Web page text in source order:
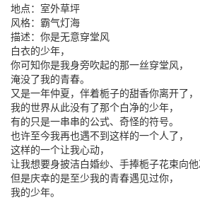
地点：室外草坪
风格：霸气灯海
描述：你是无意穿堂风
白衣的少年，
你可知你是我身旁吹起的那一丝穿堂风，
淹没了我的青春。
又是一年仲夏，伴着栀子的甜香你离开了，
我的世界从此没有了那个白净的少年，
有的只是一串串的公式、奇怪的符号。
也许至今我再也遇不到这样的一个人了，
这样的一个让我心动，
让我想要身披洁白婚纱、手捧栀子花束向他
但是庆幸的是至少我的青春遇见过你，
我的少年。